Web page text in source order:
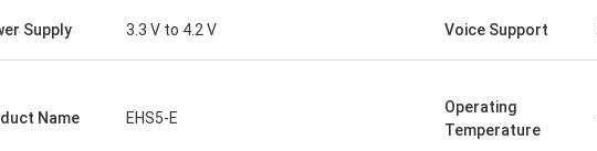
Supply 3.3 V to 4.2 V Voice Support
Name EHS5-E
Operating
Temperature